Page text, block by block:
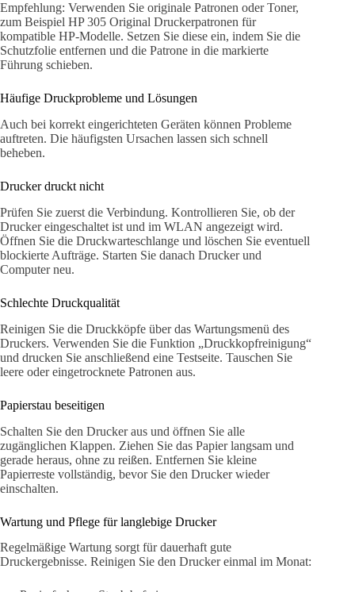
Empfehlung: Verwenden Sie originale Patronen oder Toner,
zum Beispiel HP 305 Original Druckerpatronen für
kompatible HP-Modelle. Setzen Sie diese ein, indem Sie die
Schutzfolie entfernen und die Patrone in die markierte
Führung schieben.
Häufige Druckprobleme und Lösungen
Auch bei korrekt eingerichteten Geräten können Probleme
auftreten. Die häufigsten Ursachen lassen sich schnell
beheben.
Drucker druckt nicht
Prüfen Sie zuerst die Verbindung. Kontrollieren Sie, ob der
Drucker eingeschaltet ist und im WLAN angezeigt wird.
Öffnen Sie die Druckwarteschlange und löschen Sie eventuell
blockierte Aufträge. Starten Sie danach Drucker und
Computer neu.
Schlechte Druckqualität
Reinigen Sie die Druckköpfe über das Wartungsmenü des
Druckers. Verwenden Sie die Funktion „Druckkopfreinigung“
und drucken Sie anschließend eine Testseite. Tauschen Sie
leere oder eingetrocknete Patronen aus.
Papierstau beseitigen
Schalten Sie den Drucker aus und öffnen Sie alle
zugänglichen Klappen. Ziehen Sie das Papier langsam und
gerade heraus, ohne zu reißen. Entfernen Sie kleine
Papierreste vollständig, bevor Sie den Drucker wieder
einschalten.
Wartung und Pflege für langlebige Drucker
Regelmäßige Wartung sorgt für dauerhaft gute
Druckergebnisse. Reinigen Sie den Drucker einmal im Monat: